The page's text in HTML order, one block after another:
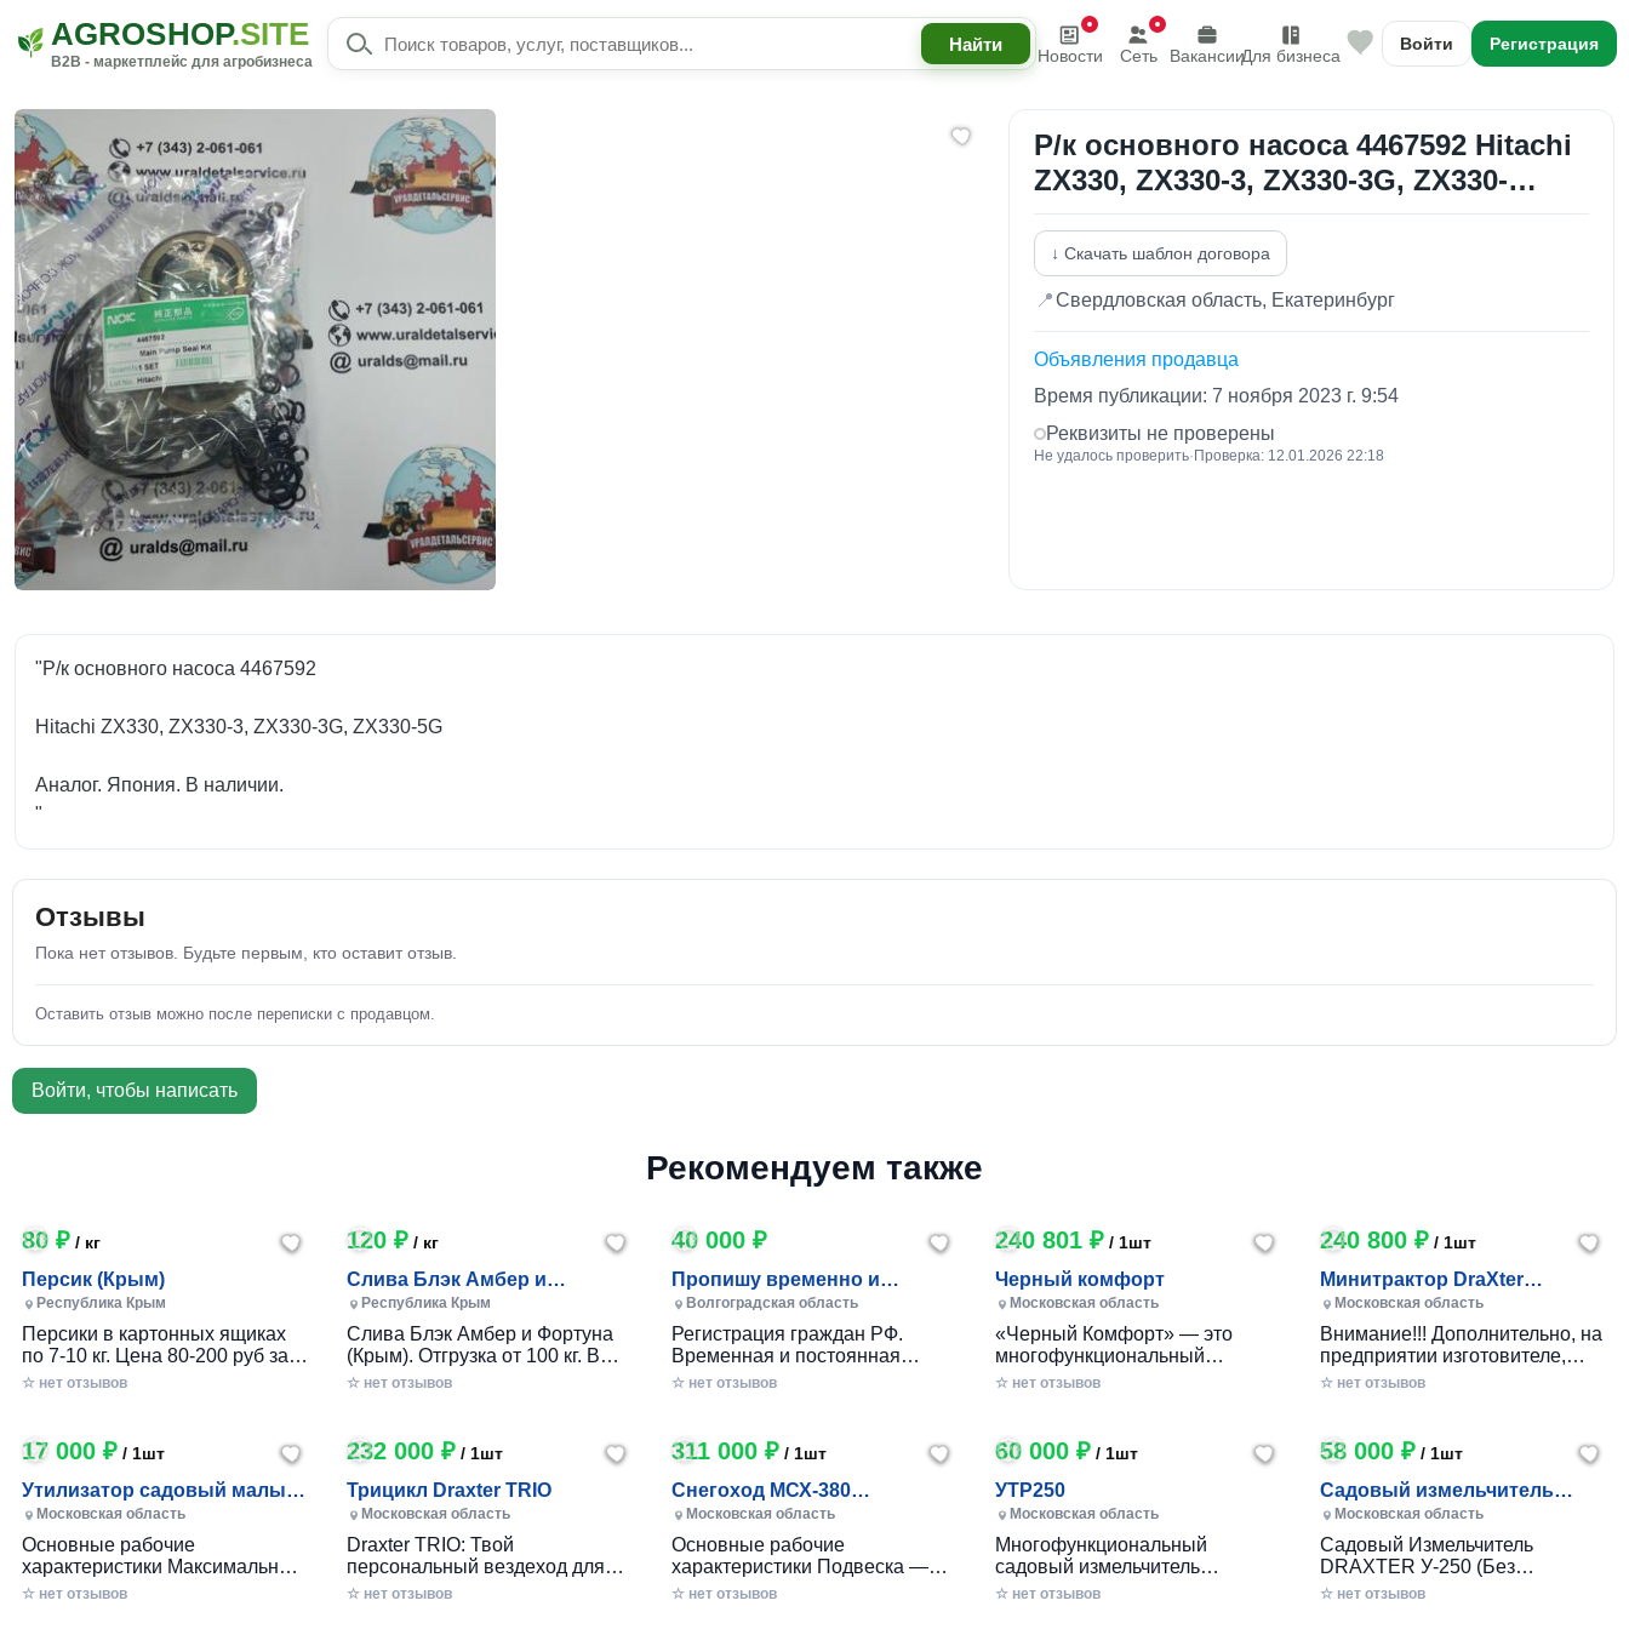
AGROSHOP.SITE
B2B - маркетплейс для агробизнеса Новости Сеть ВакансииДля бизнеса
Войти Регистрация
Р/к основного насоса 4467592 Hitachi
ZX330, ZX330-3, ZX330-3G, ZX330-…
↓ Скачать шаблон договора
📍Свердловская область, Екатеринбург
Объявления продавца
Время публикации: 7 ноября 2023 г. 9:54
Реквизиты не проверены
Не удалось проверить· Проверка: 12.01.2026 22:18
"Р/к основного насоса 4467592
Hitachi ZX330, ZX330-3, ZX330-3G, ZX330-5G
Аналог. Япония. В наличии.
"
Отзывы
Пока нет отзывов. Будьте первым, кто оставит отзыв.
Оставить отзыв можно после переписки с продавцом.
Войти, чтобы написать
Рекомендуем также
80 ₽ / кг
Персик (Крым)
Республика Крым
Персики в картонных ящиках
по 7-10 кг. Цена 80-200 руб за 1
кг в зависимости от размера и
☆ нет отзывов
120 ₽/ кг
Слива Блэк Амбер и
Фортуна (Крым)
Республика Крым
Слива Блэк Амбер и Фортуна
(Крым). Отгрузка от 100 кг. В
картонном ящике по 7-10 кг.
☆ нет отзывов
40 000 ₽
Пропишу временно и
постоянно в Волжском
Волгоградская область
Регистрация граждан РФ.
Временная и постоянная
официально через мфц.
☆ нет отзывов
240 801 ₽ / 1шт
Черный комфорт
Московская область
«Черный Комфорт» — это
многофункциональный
колесный минитрактор
круглогодичного ухода за
приусадебными участками,
садами и фермерскими
хозяйствами. Модель сочетает
расширенное оснащение
элементами комфорта и
стильный черный дизайн.
☆ нет отзывов
240 800 ₽ / 1шт
Минитрактор DraXter
СМГ-101 комфорт
Московская область
Внимание!!! Дополнительно, на
предприятии изготовителе,
указанные комплектации могут
Комплектация Стоимость
Гидропривод управление
передней и задней навесками
(для стандарт, стандарт+,
НШ6, Гидрораспределитель
2Р40 с плавающими режимами
без фиксации; два
☆ нет отзывов
17 000 ₽ / 1шт
Утилизатор садовый малый
(УСМ)
Московская область
Основные рабочие
характеристики Максимальный
размер переработки
☆ нет отзывов
232 000 ₽/ 1шт
Трицикл Draxter TRIO
Московская область
Draxter TRIO: Твой
персональный вездеход для
приключений и развлечений!
☆ нет отзывов
311 000 ₽/ 1шт
Снегоход МСХ-380
(20л.с.-11А-РС, Вариатор,
Long (П
Московская область
Основные рабочие
характеристики Подвеска —
Катковая Максимальная
☆ нет отзывов
60 000 ₽ / 1шт
УТР250
Московская область
Многофункциональный
садовый измельчитель
DRAXTER УТР-250 совмещает
☆ нет отзывов
58 000 ₽ / 1шт
Садовый измельчитель
DRAXTER У-250 бензиновый
8 л.
Московская область
Садовый Измельчитель
DRAXTER У-250 (Без
Двигателя) - Соберите Свой
☆ нет отзывов